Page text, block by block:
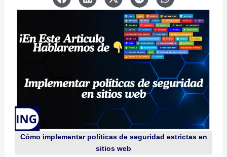
Cómo implementar políticas de seguridad estrictas en
sitios web